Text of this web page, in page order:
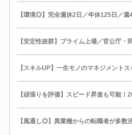
【環境◎】完全週休2日／年休125日／週
【安定性抜群】プライム上場／官公庁・
【スキルUP】一生モノのマネジメント
【頑張りを評価】スピード昇進も可能！
【風通し◎】異業種からの転職者が多数